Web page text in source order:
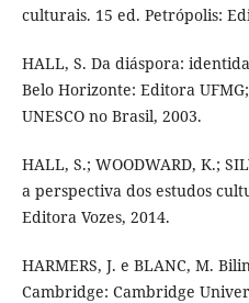
culturais. 15 ed. Petrópolis:
HALL, S. Da diáspora:
Belo Horizonte: Editora
UNESCO no Brasil, 2003.
HALL, S.; WOODWARD, K.;
a perspectiva dos estudos
Editora Vozes, 2014.
HARMERS, J. e BLANC, M.
Cambridge: Cambridge